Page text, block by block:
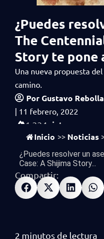
¿Puedes
The
Story te pone
Una nueva propuesta
camino.
PorGustavo
| 11 febrero, 2022
1,334 vistas
Inicio >> Noticias
¿Puedes resolver un
Case: A Shijima Story...
Compartir: